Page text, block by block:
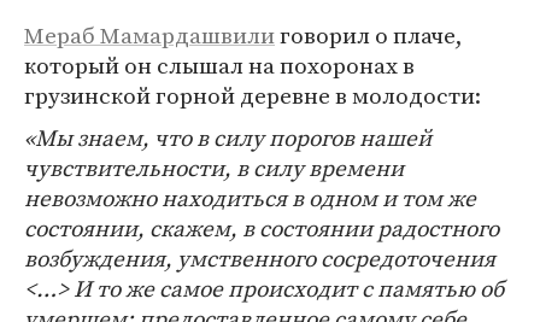
Мераб Мамардашвилиговорил о плаче,
который он слышал на похоронах в
грузинской горной деревне в молодости:
«Мы знаем, что в силу порогов нашей
чувствительности, в силу времени
невозможно находиться в одном и том же
состоянии, скажем, в состоянии радостного
возбуждения, умственного сосредоточения
<…> И то же самое происходит с памятью об